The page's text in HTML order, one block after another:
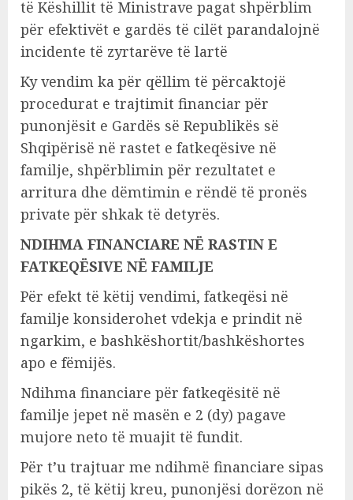
të Këshillit të Ministrave pagat shpërblim
për efektivët e gardës të cilët parandalojnë
incidente të zyrtarëve të lartë
Ky vendim ka për qëllim të përcaktojë
procedurat e trajtimit financiar për
punonjësit e Gardës së Republikës së
Shqipërisë në rastet e fatkeqësive në
familje, shpërblimin për rezultatet e
arritura dhe dëmtimin e rëndë të pronës
private për shkak të detyrës.
NDIHMA FINANCIARE NË RASTIN E
FATKEQËSIVE NË FAMILJE
Për efekt të këtij vendimi, fatkeqësi në
familje konsiderohet vdekja e prindit në
ngarkim, e bashkëshortit/bashkëshortes
apo e fëmijës.
Ndihma financiare për fatkeqësitë në
familje jepet në masën e 2 (dy) pagave
mujore neto të muajit të fundit.
Për t’u trajtuar me ndihmë financiare sipas
pikës 2, të këtij kreu, punonjësi dorëzon në